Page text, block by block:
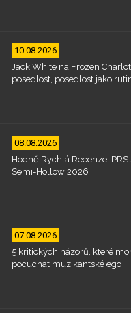
10.08.2026
Jack White na Frozen
posedlost, posedlost jako
08.08.2026
Hodně Rychlá Recenze: PRS
Semi-Hollow 2026
07.08.2026
5 kritických názorů, které
pocuchat muzikantské ego